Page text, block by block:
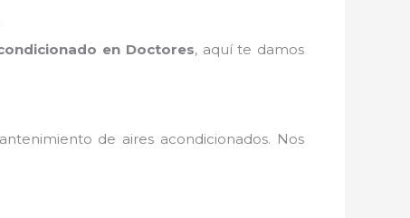
en Doctores, aquí te damos
de aires acondicionados. Nos